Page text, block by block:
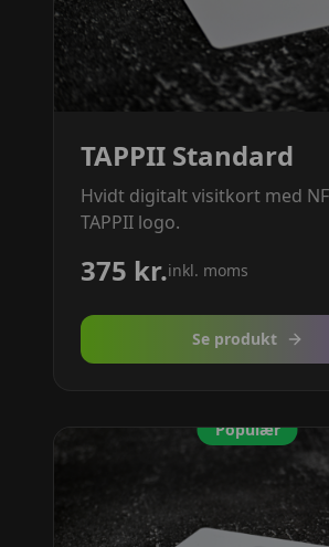
TAPPII Standard
Hvidt digitalt visitkort med
TAPPII logo.
375 kr.inkl. moms
Se produkt
Populær